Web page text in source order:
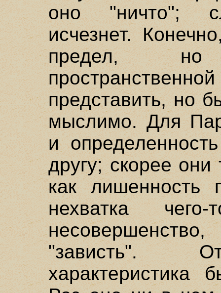
оно "ничто";
исчезнет.
предел,
представить, но
мыслимо. Для
и
другу; скорее они
как лишенность
нехватка чего-
"зависть".
характеристика